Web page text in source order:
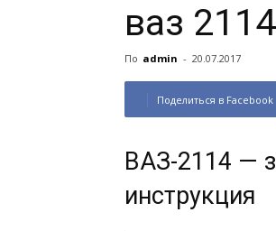
ваз 2114
По admin - 20.07.2017
Поделиться в Facebook
ВАЗ-2114 —
инструкция